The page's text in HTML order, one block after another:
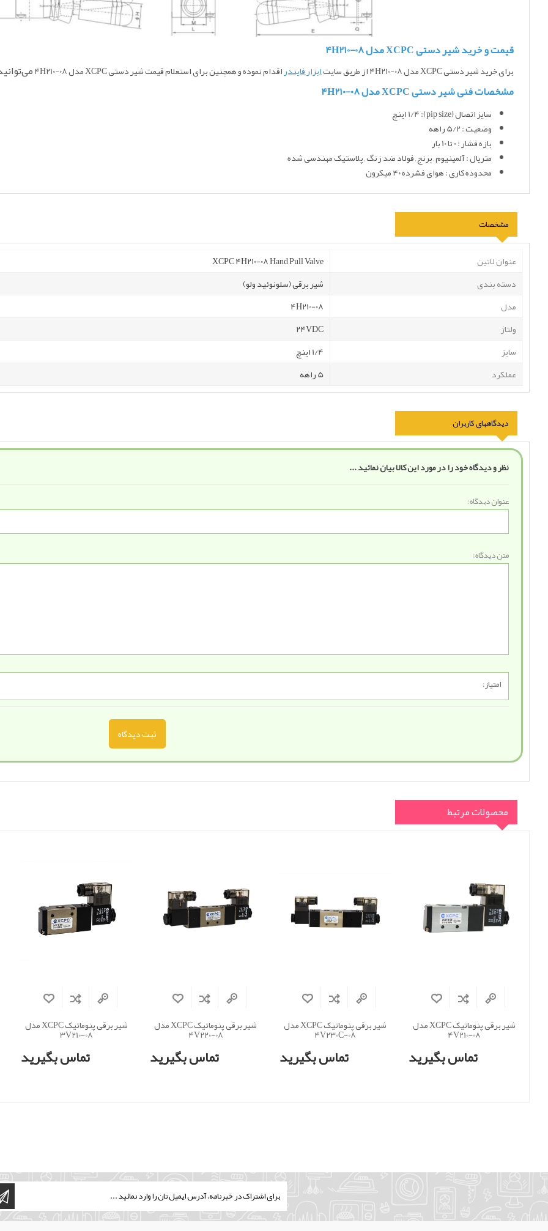
قیمت و خرید شیر دستی XCPC مدل 4H210-08
برای خرید شیر دستی XCPC مدل 4H210-08 از طریق سایتابزار فایندراقدام نموده و همچنین برای استعلام قیمت شیر دستی XCPC مدل 4H210-08
مشخصات فنی شیر دستی XCPC مدل 4H210-08
سایز اتصال (pip size): 1/4 اینچ
وضعیت : 5/2 راهه
بازه فشار : 0 تا 10 بار
متریال : آلمینیوم , برنج , فولاد ضد زنگ , پلاستیک مهندسی شده
محدوده کاری : هوای فشرده ۴۰ میکرون
مشخصات
عنوان لاتین
XCPC 4H210-08 Hand Pull Valve
دسته بندی
شیر برقی (سلونوئید ولو)
مدل
4H210-08
ولتاژ
24VDC
سایز
1/4 اینچ
عملکرد
5 راهه
دیدگاههای کاربران
نظر و دیدگاه خود را در مورد این کالا بیان نمائید ...
عنوان دیدگاه:
متن دیدگاه:
امتیاز:
ثبت دیدگاه
محصولات مرتبط
شیر برقی پنوماتیک XCPC مدل
4V210-08
تماس بگیرید
شیر برقی پنوماتیک XCPC مدل
4V230C-08
تماس بگیرید
شیر برقی پنوماتیک XCPC مدل
4V220-08
تماس بگیرید
شیر برقی پنوماتیک XCPC مدل
3V210-08
تماس بگیرید